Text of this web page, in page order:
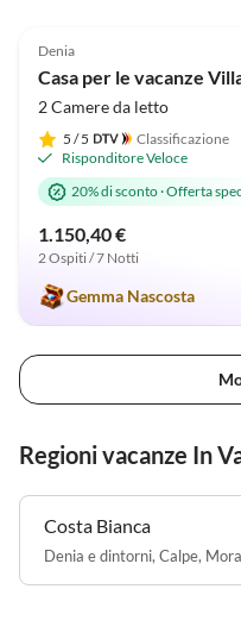
Denia
2 Camere da letto
5 / 5
Classificazione
Risponditore Veloce
20% di sconto·Offerta
1.150,40 €
2 Ospiti / 7 Notti
Gemma Nascosta
Regioni vacanze In
Costa Bianca
Denia e dintorni, Calpe,